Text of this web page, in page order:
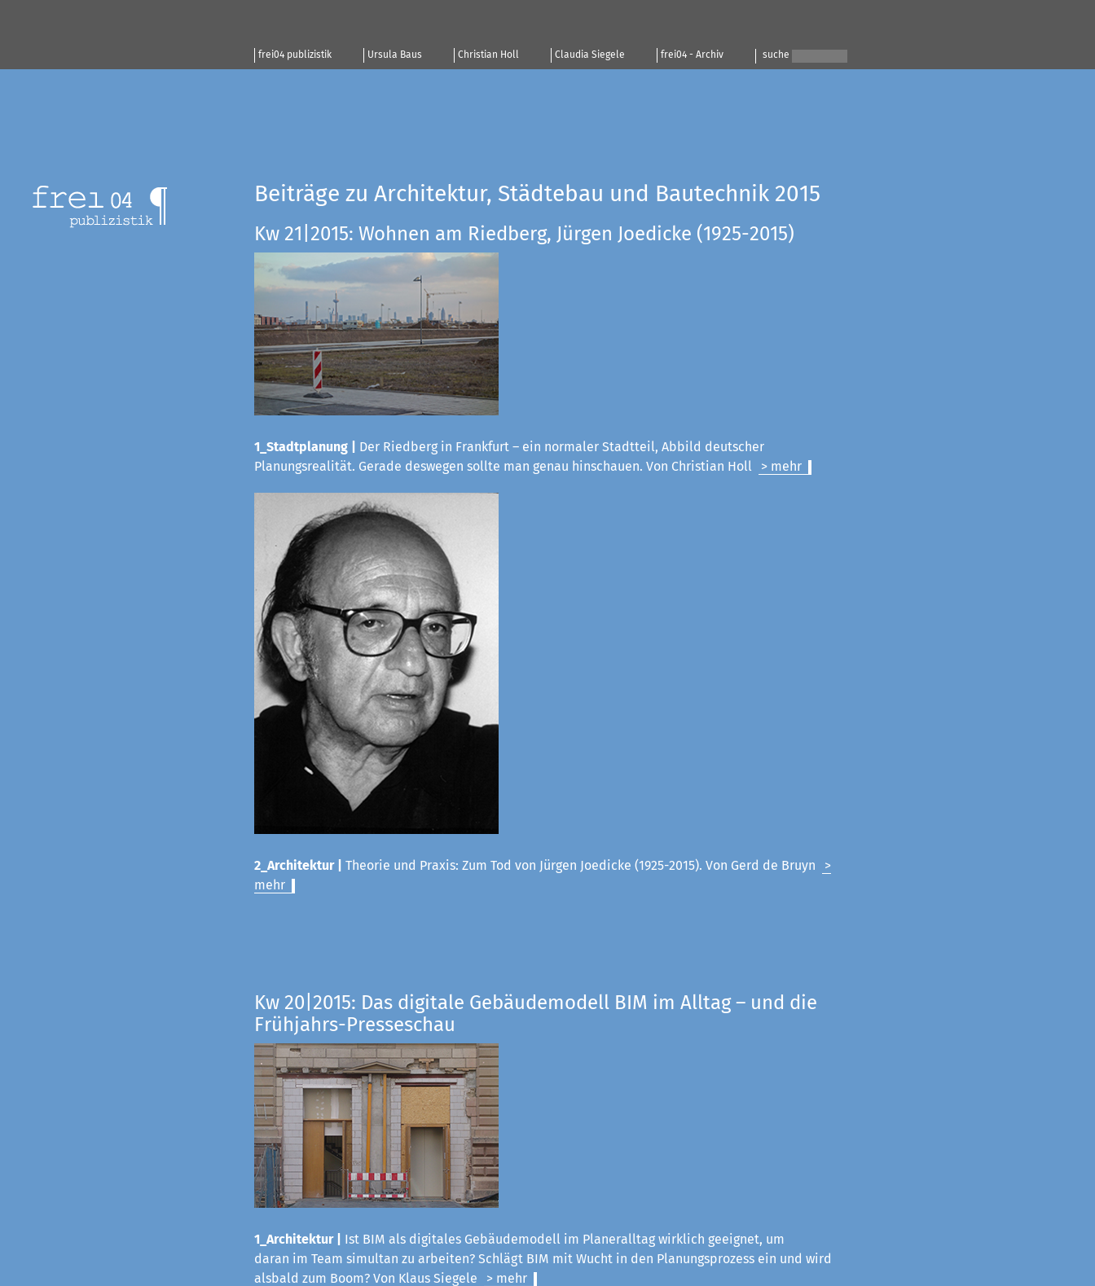
frei04 publizistik Ursula Baus Christian Holl Claudia Siegele frei04 - Archiv suche
Beiträge zu Architektur, Städtebau und Bautechnik 2015
Kw 21|2015: Wohnen am Riedberg, Jürgen Joedicke (1925-2015)
1_Stadtplanung |
Der Riedberg in Frankfurt – ein normaler Stadtteil, Abbild deutscher
Planungsrealität. Gerade deswegen sollte man genau hinschauen. Von Christian Holl
> mehr
2_Architektur | Theorie und Praxis: Zum Tod von Jürgen Joedicke (1925-2015). Von Gerd de Bruyn
>
mehr
Kw 20|2015: Das digitale Gebäudemodell BIM im Alltag – und die
Frühjahrs-Presseschau
1_Architektur |
Ist BIM als digitales Gebäudemodell im Planeralltag wirklich geeignet, um
daran im Team simultan zu arbeiten? Schlägt BIM mit Wucht in den Planungsprozess ein und wird
alsbald zum Boom? Von Klaus Siegele
> mehr